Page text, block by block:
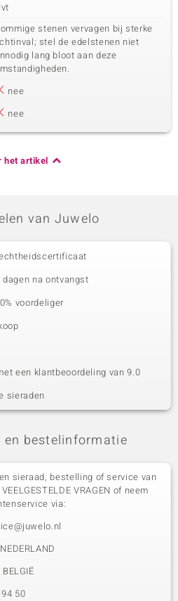
stenen vervagen bij sterke
stel de edelstenen niet
lang bloot aan deze
nee
nee
het artikel
van Juwelo
na ontvangst
voordeliger
een klantbeoordeling van 9.0
sieraden
en bestelinformatie
sieraad, bestelling of service van
VRAGEN of neem
via:
50